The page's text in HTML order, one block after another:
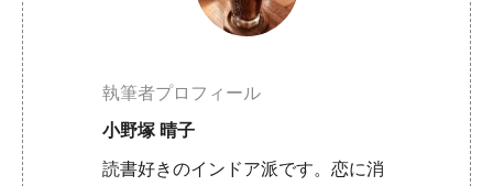
執筆者プロフィール
小野塚 晴子
読書好きのインドア派です。恋に消